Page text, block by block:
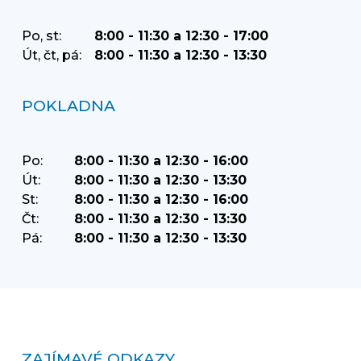
Po, st:
8:00 - 11:30 a 12:30 - 17:00
Út, čt, pá:
8:00 - 11:30 a 12:30 - 13:30
POKLADNA
Po:
8:00 - 11:30 a 12:30 - 16:00
Út:
8:00 - 11:30 a 12:30 - 13:30
St:
8:00 - 11:30 a 12:30 - 16:00
Čt:
8:00 - 11:30 a 12:30 - 13:30
Pá:
8:00 - 11:30 a 12:30 - 13:30